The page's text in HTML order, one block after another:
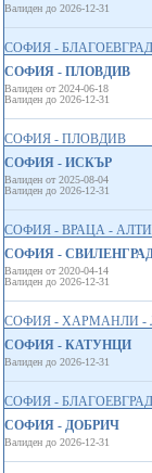
Валиден до 2026-12-31
СОФИЯ - БЛАГОЕВГРАД
СОФИЯ - ПЛОВДИВ
Валиден от 2024-06-18
Валиден до 2026-12-31
СОФИЯ - ПЛОВДИВ
СОФИЯ - ИСКЪР
Валиден от 2025-08-04
Валиден до 2026-12-31
СОФИЯ - ВРАЦА -
СОФИЯ -
Валиден от 2020-04-14
Валиден до 2026-12-31
СОФИЯ - ХАРМАНЛИ -
СОФИЯ - КАТУНЦИ
Валиден до 2026-12-31
СОФИЯ -
СОФИЯ - ДОБРИЧ
Валиден до 2026-12-31